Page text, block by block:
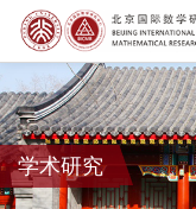
学术研究